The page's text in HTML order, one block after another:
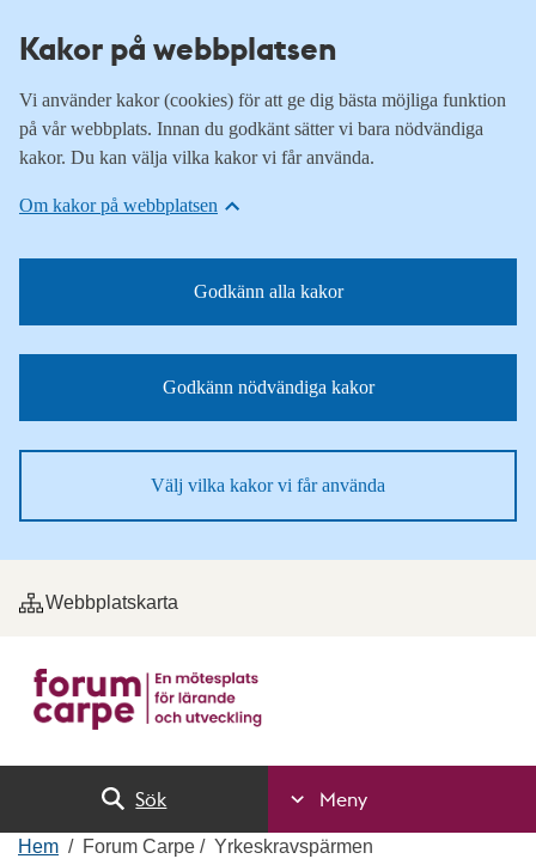
Kakor på webbplatsen
Vi använder kakor (cookies) för att ge dig bästa möjliga funktion
på vår webbplats. Innan du godkänt sätter vi bara nödvändiga
kakor. Du kan välja vilka kakor vi får använda.
Om kakor på webbplatsen
Godkänn alla kakor
Godkänn nödvändiga kakor
Välj vilka kakor vi får använda
Webbplatskarta
Sök Meny
Hem Forum Carpe Yrkeskravspärmen